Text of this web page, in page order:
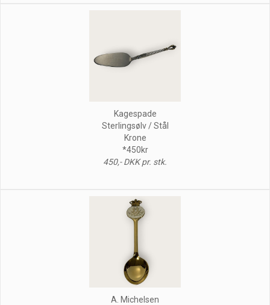
Kagespade
Sterlingsølv / Stål
Krone
*450kr
450,- DKK pr. stk.
A. Michelsen